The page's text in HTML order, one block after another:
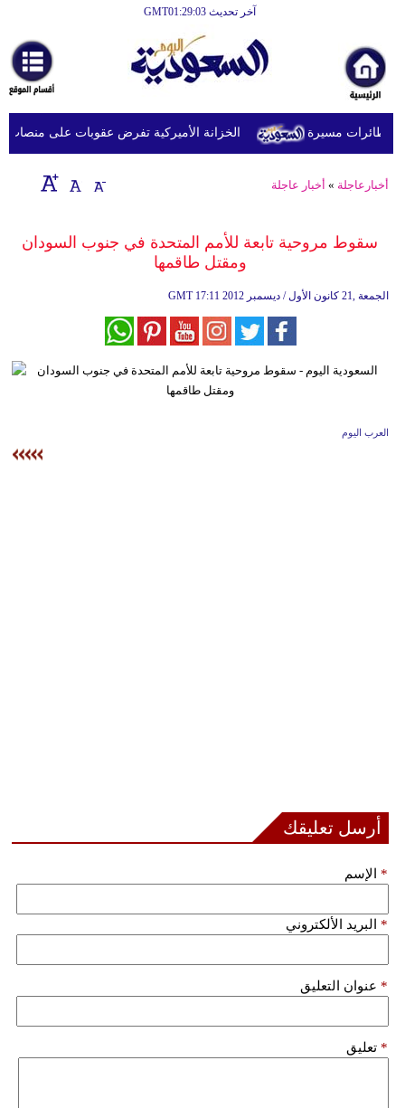
آخر تحديث GMT01:29:03
أخبارعاجلة
رياضة
ثقافة
إقتصاد
وموسيقى
ديكور
فيديو
الخزانة الأميركية تفرض عقوبات على منصات مسيرة
أخبارعاجلة » أخبار عاجلة
سقوط مروحية تابعة للأمم المتحدة في جنوب السودان
ومقتل طاقمها
GMT 17:11 2012 الجمعة ,21 كانون الأول / ديسمبر
العرب اليوم
أرسل تعليقك
الإسم *
البريد الألكتروني *
عنوان التعليق *
تعليق *